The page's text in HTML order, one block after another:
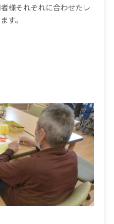
様それぞれに合わせたレ
す。